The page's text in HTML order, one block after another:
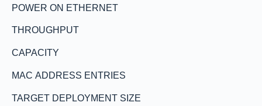
POWER ON ETHERNET
THROUGHPUT
CAPACITY
MAC ADDRESS ENTRIES
TARGET DEPLOYMENT SIZE